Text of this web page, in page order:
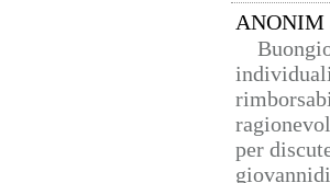
ANONIM
per